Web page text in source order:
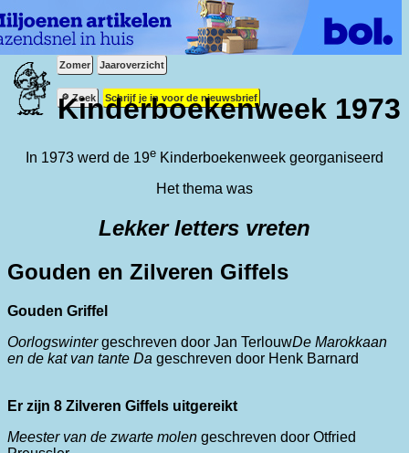
Zomer Jaaroverzicht
🔎 Zoek Schrijf je in voor de nieuwsbrief
Kinderboekenweek 1973
In 1973 werd de 19e Kinderboekenweek georganiseerd
Het thema was
Lekker letters vreten
Gouden en Zilveren Giffels
Gouden Griffel
Oorlogswintergeschreven door Jan TerlouwDe Marokkaan
en de kat van tante Da geschreven door Henk Barnard
Er zijn 8 Zilveren Giffels uitgereikt
Meester van de zwarte molen geschreven door Otfried